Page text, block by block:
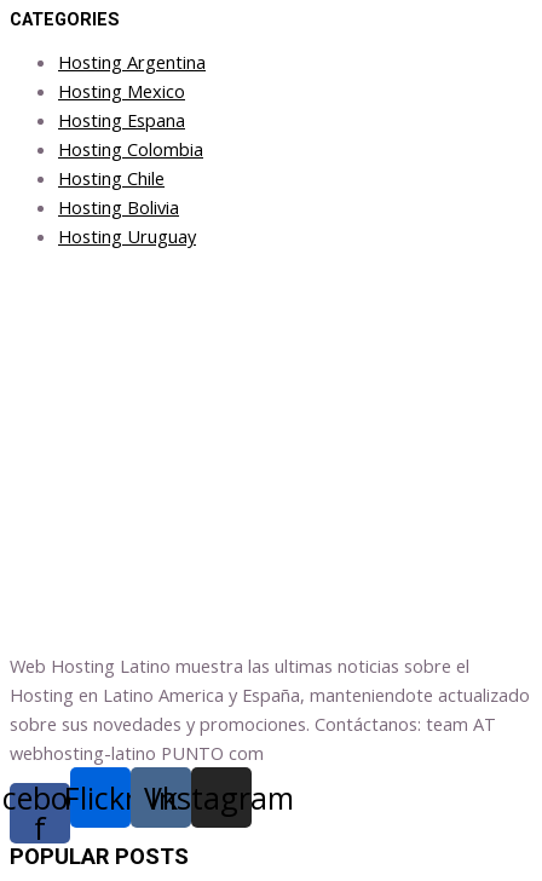
CATEGORIES
Hosting Argentina
Hosting Mexico
Hosting Espana
Hosting Colombia
Hosting Chile
Hosting Bolivia
Hosting Uruguay
Web Hosting Latino muestra las ultimas noticias sobre el
Hosting en Latino America y España, manteniendote actualizado
sobre sus novedades y promociones. Contáctanos: team AT
webhosting-latino PUNTO com
f
Flickr Vk
Instagram
POPULAR POSTS